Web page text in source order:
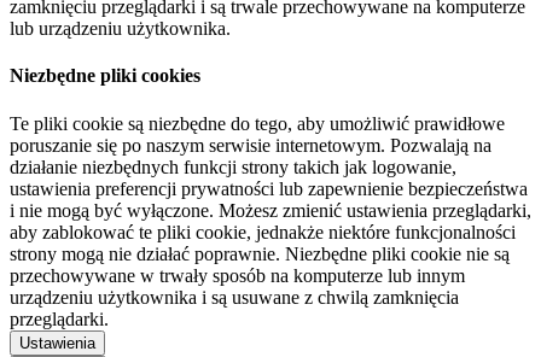
zamknięciu przeglądarki i są trwale przechowywane na komputerze
lub urządzeniu użytkownika.
Niezbędne pliki cookies
Te pliki cookie są niezbędne do tego, aby umożliwić prawidłowe
poruszanie się po naszym serwisie internetowym. Pozwalają na
działanie niezbędnych funkcji strony takich jak logowanie,
ustawienia preferencji prywatności lub zapewnienie bezpieczeństwa
i nie mogą być wyłączone. Możesz zmienić ustawienia przeglądarki,
aby zablokować te pliki cookie, jednakże niektóre funkcjonalności
strony mogą nie działać poprawnie. Niezbędne pliki cookie nie są
przechowywane w trwały sposób na komputerze lub innym
urządzeniu użytkownika i są usuwane z chwilą zamknięcia
przeglądarki.
Ustawienia